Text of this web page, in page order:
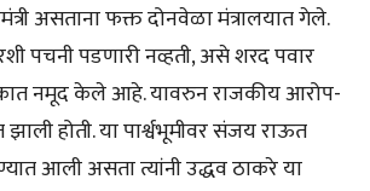
असताना फक्त दोनवेळा मंत्रालयात गेले.
पचनी पडणारी नव्हती, असे शरद पवार
नमूद केले आहे. यावरुन राजकीय आरोप-
झाली होती. या पार्श्वभूमीवर संजय राऊत
आली असता त्यांनी उद्धव ठाकरे या